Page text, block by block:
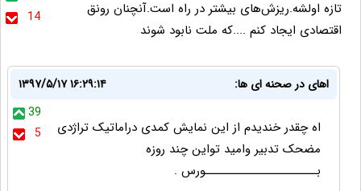
14
تازه اولشه.ریزش‌های بیشتر در راه است.آنچنان رونق
اقتصادی ایجاد کنم ....که ملت نابود شوند
اهای در صحنه ای ها:
۱۳۹۷/۵/۱۷ ۱۶:۲۹:۱۴
39
5
اه چقدر خندیدم از این نمایش کمدی دراماتیک تراژدی
مضحک تدبیر وامید تواین چند روزه
بـــــــــــــــــــــــورس .